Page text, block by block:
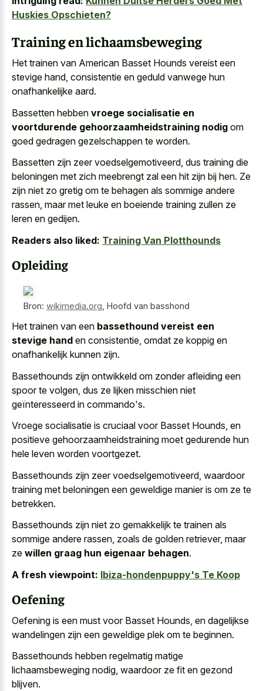
Huskies Opschieten?
Training en lichaamsbeweging
Het trainen van American Basset Hounds vereist een
stevige hand, consistentie en geduld vanwege hun
onafhankelijke aard.
Bassetten hebben vroege socialisatie en
voortdurende gehoorzaamheidstraining nodig om
goed gedragen gezelschappen te worden.
Bassetten zijn zeer voedselgemotiveerd, dus training die
beloningen met zich meebrengt zal een hit zijn bij hen. Ze
zijn niet zo gretig om te behagen als sommige andere
rassen, maar met leuke en boeiende training zullen ze
leren en gedijen.
Readers also liked: Training Van Plotthounds
Opleiding
Bron: wikimedia.org Hoofd van basshond
Het trainen van een bassethound vereist een
stevige hand en consistentie, omdat ze koppig en
onafhankelijk kunnen zijn.
Bassethounds zijn ontwikkeld om zonder afleiding een
spoor te volgen, dus ze lijken misschien niet
geïnteresseerd in commando's.
Vroege socialisatie is cruciaal voor Basset Hounds, en
positieve gehoorzaamheidstraining moet gedurende hun
hele leven worden voortgezet.
Bassethounds zijn zeer voedselgemotiveerd, waardoor
training met beloningen een geweldige manier is om ze te
betrekken.
Bassethounds zijn niet zo gemakkelijk te trainen als
sommige andere rassen, zoals de golden retriever, maar
ze willen graag hun eigenaar behagen.
A fresh viewpoint: Ibiza-hondenpuppy's Te Koop
Oefening
Oefening is een must voor Basset Hounds, en dagelijkse
wandelingen zijn een geweldige plek om te beginnen.
Bassethounds hebben regelmatig matige
lichaamsbeweging nodig, waardoor ze fit en gezond
blijven.